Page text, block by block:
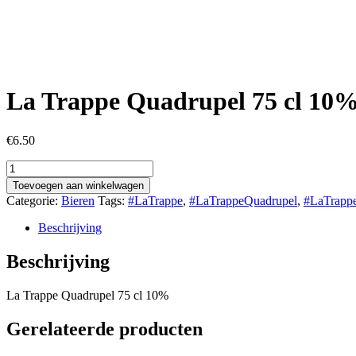
La Trappe Quadrupel 75 cl 10%
€6.50
La
Trappe
Quadrupel
75
aantal
Toevoegen aan winkelwagen
Categorie: Bieren Tags: #LaTrappe, #LaTrappeQuadrupel,
Beschrijving
Beschrijving
La Trappe Quadrupel 75 cl 10%
Gerelateerde producten